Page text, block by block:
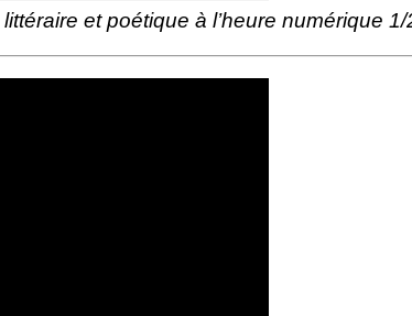
et poétique à l’heure numérique 1/